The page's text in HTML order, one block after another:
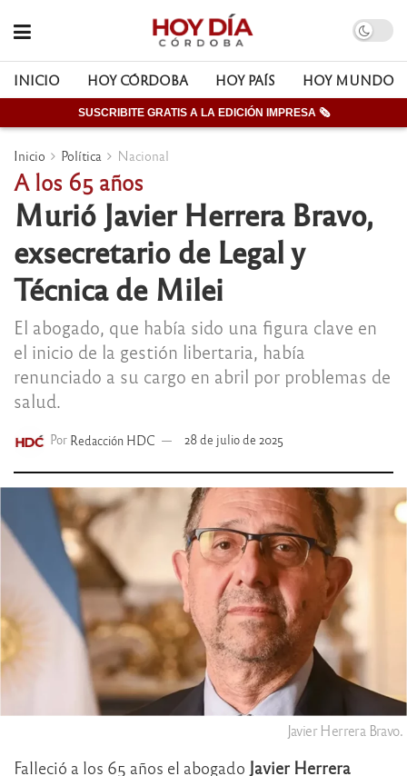
INICIO HOY CÓRDOBA HOY PAÍS HOY MUNDO
SUSCRIBITE GRATIS A LA EDICIÓN IMPRESA 🗞
Inicio Política Nacional
A los 65 años
Murió Javier Herrera Bravo,
exsecretario de Legal y
Técnica de Milei
El abogado, que había sido una figura clave en
el inicio de la gestión libertaria, había
renunciado a su cargo en abril por problemas de
salud.
Por Redacción HDC 28 de julio de 2025
Javier Herrera Bravo.
Falleció a los 65 años el abogado Javier Herrera